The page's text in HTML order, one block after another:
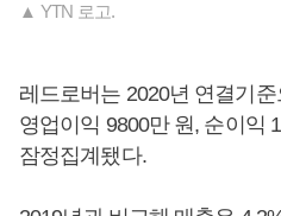
▲ YTN 로고.
레드로버는 2020년 연결기
영업이익 9800만 원, 순이익
잠정집계됐다.